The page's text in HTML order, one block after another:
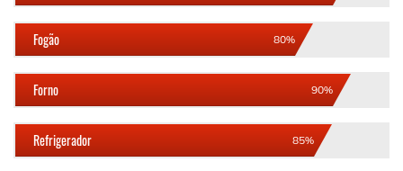
Fogão 80%
Forno 90%
Refrigerador 85%